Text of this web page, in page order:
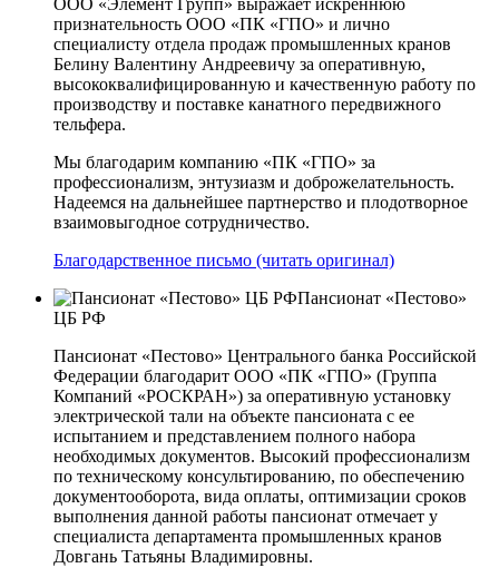
ООО «Элемент Групп» выражает искреннюю
признательность ООО «ПК «ГПО» и лично
специалисту отдела продаж промышленных кранов
Белину Валентину Андреевичу за оперативную,
высококвалифицированную и качественную работу по
производству и поставке канатного передвижного
тельфера.
Мы благодарим компанию «ПК «ГПО» за
профессионализм, энтузиазм и доброжелательность.
Надеемся на дальнейшее партнерство и плодотворное
взаимовыгодное сотрудничество.
Благодарственное письмо (читать оригинал)
Пансионат «Пестово»
ЦБ РФ
Пансионат «Пестово» Центрального банка Российской
Федерации благодарит ООО «ПК «ГПО» (Группа
Компаний «РОСКРАН») за оперативную установку
электрической тали на объекте пансионата с ее
испытанием и представлением полного набора
необходимых документов. Высокий профессионализм
по техническому консультированию, по обеспечению
документооборота, вида оплаты, оптимизации сроков
выполнения данной работы пансионат отмечает у
специалиста департамента промышленных кранов
Довгань Татьяны Владимировны.